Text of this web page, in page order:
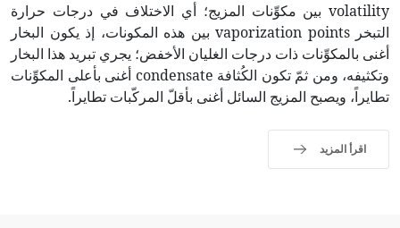
volatility بين مكوِّنات المزيج؛ أي الاختلاف في درجات حرارة
التبخر vaporization points بين هذه المكونات، إذ يكون البخار
أغنى بالمكوِّنات ذات درجات الغليان الأخفض؛ يجري تبريد هذا البخار
وتكثيفه، ومن ثمّ تكون الكُثافة condensate أغنى بأعلى المكوِّنات
تطايراً، ويصبح المزيج السائل أغنى بأقلّ المركّبات تطايراً.
اقرأ المزيد